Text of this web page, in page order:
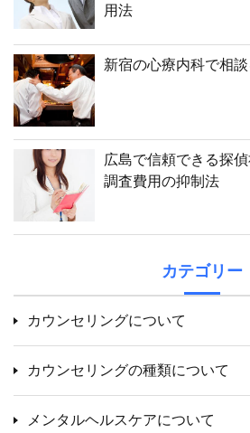
用法
新宿の心療内科で相
広島で信頼できる探
調査費用の抑制法
カテゴリー
カウンセリングについて
カウンセリングの種類について
メンタルヘルスケアについて